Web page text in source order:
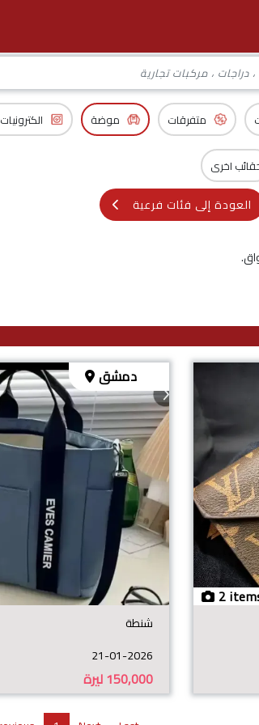
متفرقات موضة
اخرى
العودة إلى فئات فرعية
2
دمشق
شنطة
21-01-2026
ليرة150,000